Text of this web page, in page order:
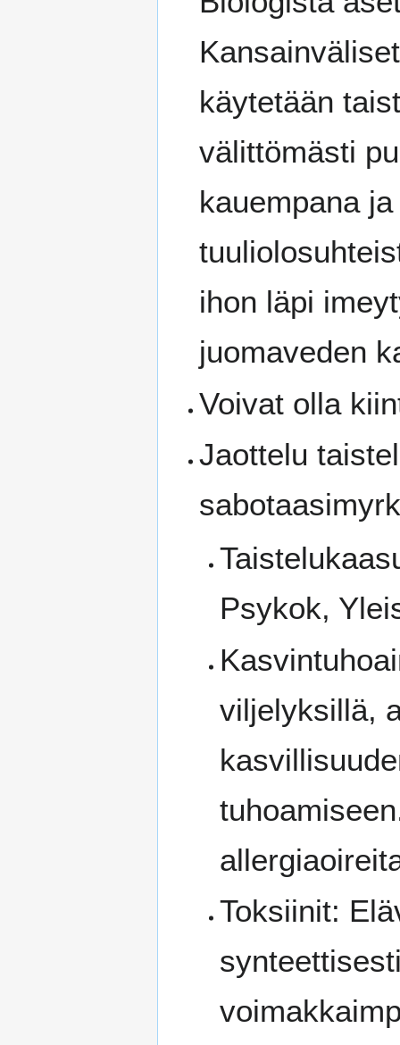
käytetään
välittömästi
kauempana
ihon läpi
juomaveden
Voivat olla
Jaottelu
Psykok,
viljelyksillä,
Toksiinit: